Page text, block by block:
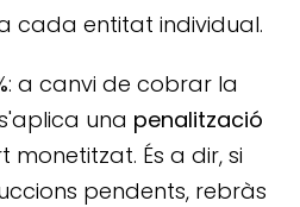
cada entitat individual.
: a canvi de cobrar la
una penalització
monetitzat. És a dir, si
pendents, rebràs